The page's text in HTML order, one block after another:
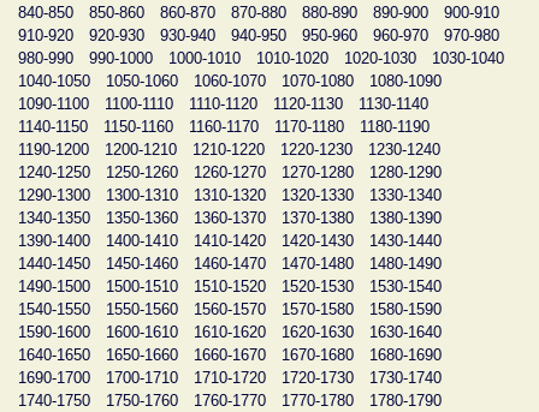
840-850
850-860 860-870 870-880 880-890 890-900
900-910
910-920
920-930 930-940 940-950 950-960 960-970
970-980
980-990
990-1000 1000-1010 1010-1020 1020-1030
1030-1040
1040-1050
1050-1060 1060-1070 1070-1080
1080-1090
1090-1100
1100-1110 1110-1120 1120-1130
1130-1140
1140-1150
1150-1160 1160-1170 1170-1180
1180-1190
1190-1200
1200-1210 1210-1220 1220-1230
1230-1240
1240-1250
1250-1260 1260-1270 1270-1280
1280-1290
1290-1300
1300-1310 1310-1320 1320-1330
1330-1340
1340-1350
1350-1360 1360-1370 1370-1380
1380-1390
1390-1400
1400-1410 1410-1420 1420-1430
1430-1440
1440-1450
1450-1460 1460-1470 1470-1480
1480-1490
1490-1500
1500-1510 1510-1520 1520-1530
1530-1540
1540-1550
1550-1560 1560-1570 1570-1580
1580-1590
1590-1600
1600-1610 1610-1620 1620-1630
1630-1640
1640-1650
1650-1660 1660-1670 1670-1680
1680-1690
1690-1700
1700-1710 1710-1720 1720-1730
1730-1740
1740-1750
1750-1760 1760-1770 1770-1780
1780-1790